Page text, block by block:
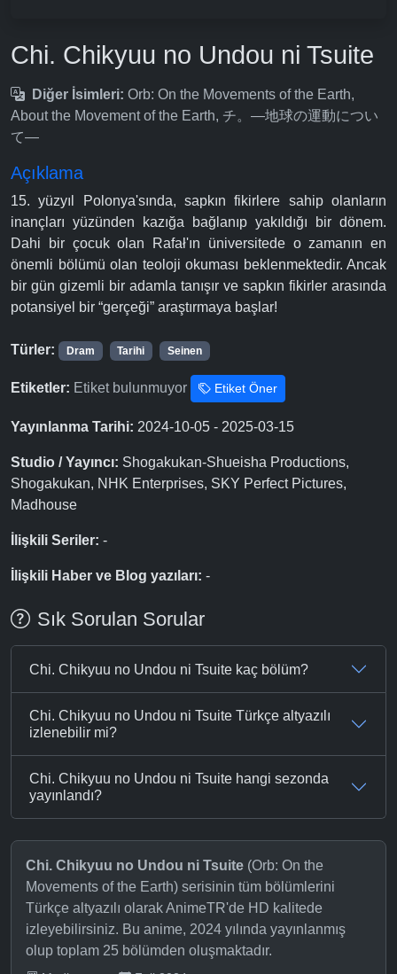
Chi. Chikyuu no Undou ni Tsuite
Diğer İsimleri: Orb: On the Movements of the Earth,
About the Movement of the Earth, チ。―地球の運動につい
て―
Açıklama
15. yüzyıl Polonya'sında, sapkın fikirlere sahip olanların
inançları yüzünden kazığa bağlanıp yakıldığı bir dönem.
Dahi bir çocuk olan Rafał'ın üniversitede o zamanın en
önemli bölümü olan teoloji okuması beklenmektedir. Ancak
bir gün gizemli bir adamla tanışır ve sapkın fikirler arasında
potansiyel bir “gerçeği” araştırmaya başlar!
Türler: Dram Tarihi Seinen
Etiketler: Etiket bulunmuyor Etiket Öner
Yayınlanma Tarihi: 2024-10-05 - 2025-03-15
Studio / Yayıncı: Shogakukan-Shueisha Productions,
Shogakukan, NHK Enterprises, SKY Perfect Pictures,
Madhouse
İlişkili Seriler: -
İlişkili Haber ve Blog yazıları: -
Sık Sorulan Sorular
Chi. Chikyuu no Undou ni Tsuite kaç bölüm?
Chi. Chikyuu no Undou ni Tsuite Türkçe altyazılı
izlenebilir mi?
Chi. Chikyuu no Undou ni Tsuite hangi sezonda
yayınlandı?
Chi. Chikyuu no Undou ni Tsuite (Orb: On the
Movements of the Earth) serisinin tüm bölümlerini
Türkçe altyazılı olarak AnimeTR'de HD kalitede
izleyebilirsiniz. Bu anime, 2024 yılında yayınlanmış
olup toplam 25 bölümden oluşmaktadır.